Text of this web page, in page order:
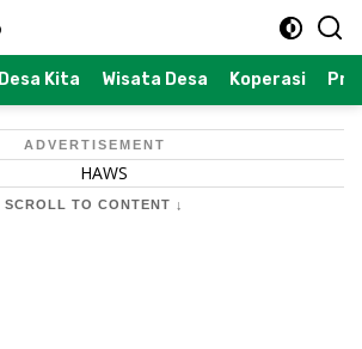
Desa Kita Wisata Desa Koperasi
ADVERTISEMENT
SCROLL TO CONTENT ↓